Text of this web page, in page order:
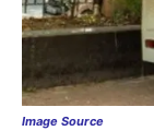
Image Source